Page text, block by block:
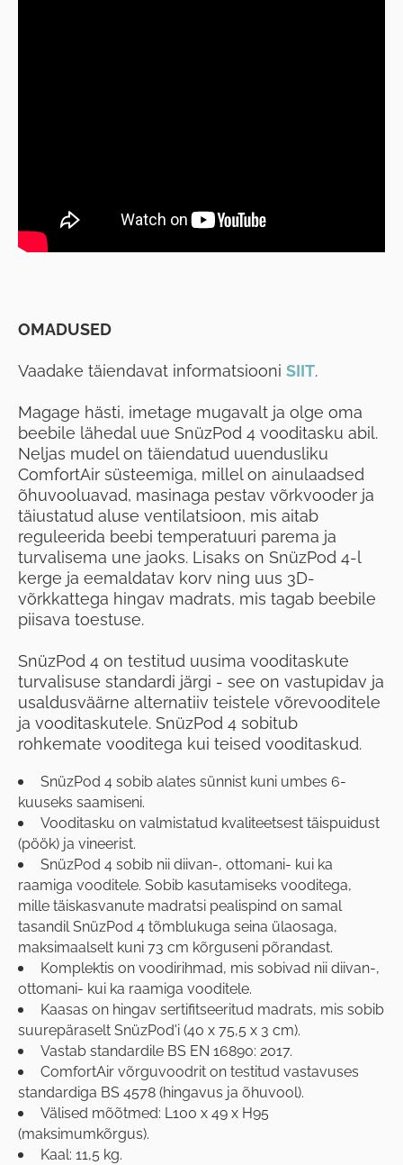
OMADUSED
Vaadake täiendavat informatsiooni SIIT.
Magage hästi, imetage mugavalt ja olge oma
beebile lähedal uue SnüzPod 4 vooditasku abil.
Neljas mudel on täiendatud uuendusliku
ComfortAir süsteemiga, millel on ainulaadsed
õhuvooluavad, masinaga pestav võrkvooder ja
täiustatud aluse ventilatsioon, mis aitab
reguleerida beebi temperatuuri parema ja
turvalisema une jaoks. Lisaks on SnüzPod 4-l
kerge ja eemaldatav korv ning uus 3D-
võrkkattega hingav madrats, mis tagab beebile
piisava toestuse.
SnüzPod 4 on testitud uusima vooditaskute
turvalisuse standardi järgi - see on vastupidav ja
usaldusväärne alternatiiv teistele võrevooditele
ja vooditaskutele. SnüzPod 4 sobitub
rohkemate vooditega kui teised vooditaskud.
SnüzPod 4 sobib alates sünnist kuni umbes 6-
kuuseks saamiseni.
Vooditasku on valmistatud kvaliteetsest täispuidust
(pöök) ja vineerist.
SnüzPod 4 sobib nii diivan-, ottomani- kui ka
raamiga vooditele. Sobib kasutamiseks vooditega,
mille täiskasvanute madratsi pealispind on samal
tasandil SnüzPod 4 tõmblukuga seina ülaosaga,
maksimaalselt kuni 73 cm kõrguseni põrandast.
Komplektis on voodirihmad, mis sobivad nii diivan-,
ottomani- kui ka raamiga vooditele.
Kaasas on hingav sertifitseeritud madrats, mis sobib
suurepäraselt SnüzPod'i (40 x 75,5 x 3 cm).
Vastab standardile BS EN 16890: 2017.
ComfortAir võrguvoodrit on testitud vastavuses
standardiga BS 4578 (hingavus ja õhuvool).
Välised mõõtmed: L100 x 49 x H95
(maksimumkõrgus).
Kaal: 11,5 kg.